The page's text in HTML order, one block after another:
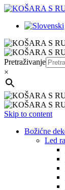
Pretraživanje
×
Skip to content
Božićne
Led